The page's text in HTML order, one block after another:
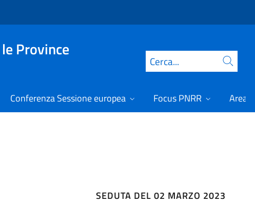
Province
Cerca
Conferenza Sessione europea Focus PNRR Area
SEDUTA DEL 02 MARZO 2023